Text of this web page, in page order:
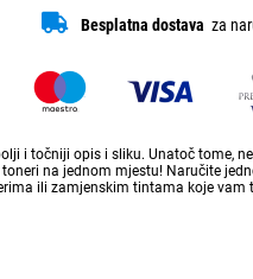
Besplatna dostava za
i točniji opis i sliku. Unatoč
na jednom mjestu! Naručite
ili zamjenskim tintama koje